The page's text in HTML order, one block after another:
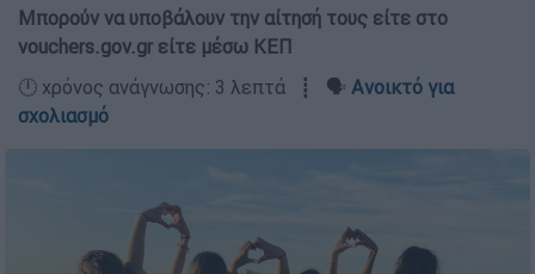
Μπορούν να υποβάλουν την αίτησή τους είτε στο
vouchers.gov.gr είτε μέσω ΚΕΠ
🕛 χρόνος ανάγνωσης: 3 λεπτά ┋ 🗣️ Ανοικτό για
σχολιασμό